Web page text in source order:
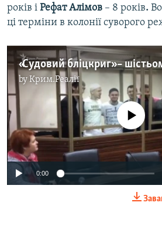
років і Рефат Алімов – 8 років.
ці терміни в колонії суворого
byКрим.Реалії
No media source
0:00